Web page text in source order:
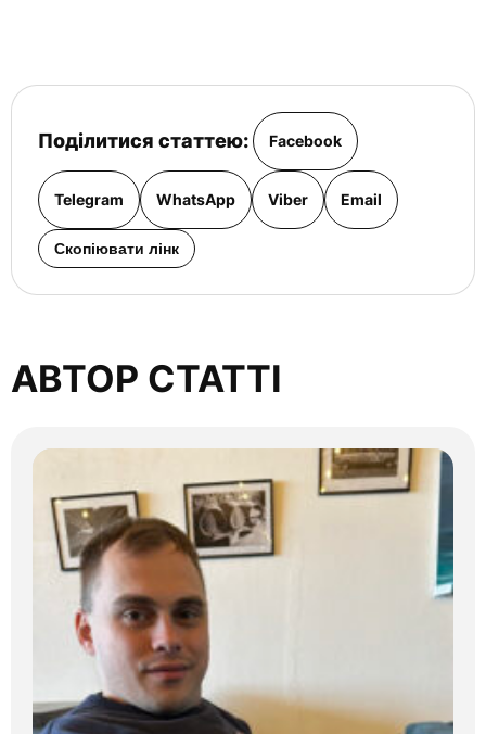
Поділитися статтею: Facebook
Telegram WhatsApp Viber Email
Скопіювати лінк
АВТОР СТАТТІ